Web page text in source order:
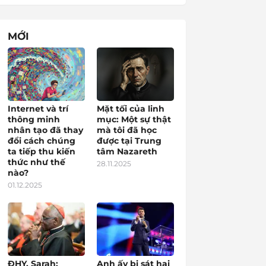
MỚI
Internet và trí
thông minh
nhân tạo đã thay
đổi cách chúng
ta tiếp thu kiến
thức như thế
nào?
01.12.2025
Mặt tối của linh
mục: Một sự thật
mà tôi đã học
được tại Trung
tâm Nazareth
28.11.2025
ĐHY. Sarah:
Anh ấy bị sát hại